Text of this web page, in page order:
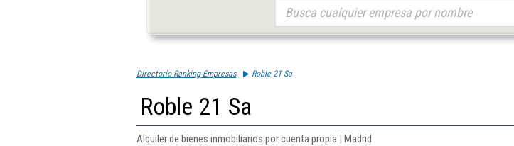
Directorio Ranking Empresas Roble 21 Sa
Roble 21 Sa
Alquiler de bienes inmobiliarios por cuenta propia | Madrid